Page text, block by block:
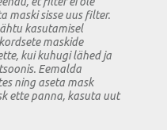
maski sisse uus filter.
kasutamisel
maskide
kui kuhugi lähed ja
Eemalda
ning aseta mask
ette panna, kasuta uut